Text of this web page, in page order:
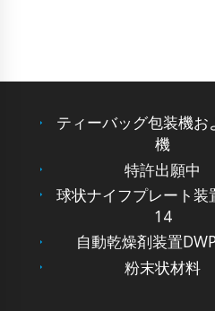
ティーバッグ包装機お
機
特許出願中
球状ナイフプレート装
14
自動乾燥剤装置
粉末状材料